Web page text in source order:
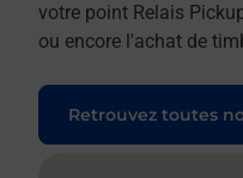
votre point Relais
ou encore l'achat de
Retrouvez toutes